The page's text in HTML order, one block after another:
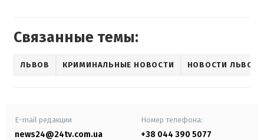
Связанные темы:
ЛЬВОВ КРИМИНАЛЬНЫЕ НОВОСТИ НОВОСТИ ЛЬВОВА
E-mail редакции
news24@24tv.com.ua
Номер телефона:
+38 044 390 5077